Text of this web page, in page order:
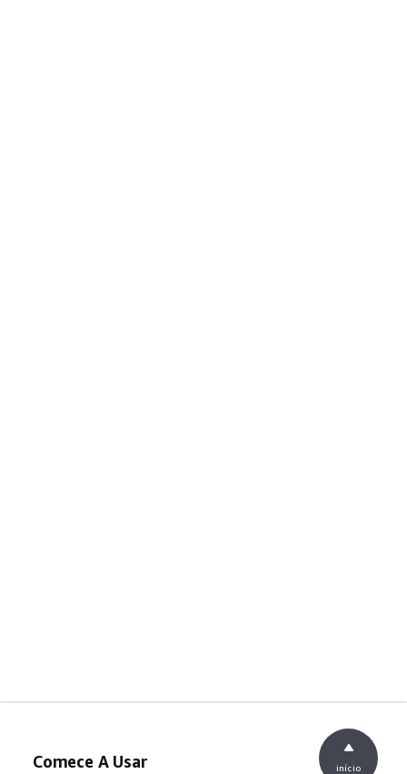
Comece A Usar início